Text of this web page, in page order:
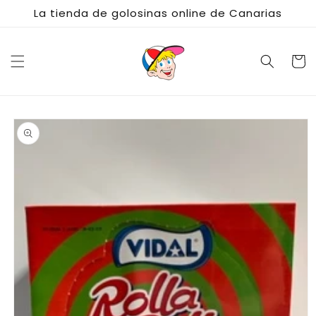
directamente
La tienda de golosinas online de Canarias
Carrito
directamente
a la
información